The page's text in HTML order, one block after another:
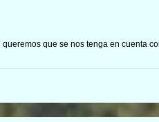
queremos que se nos tenga en cuenta